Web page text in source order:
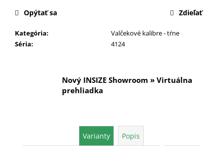
Kategória:
Valčekové kalibre - tŕne
Séria: 4124
Opýtať sa Zdieľať
Nový INSIZE Showroom » Virtuálna
prehliadka
Varianty Popis